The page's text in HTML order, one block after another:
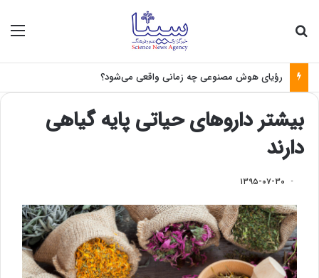
رؤیای هوش مصنوعی چه زمانی واقعی می‌شود؟
بیشتر داروهای حیاتی پایه گیاهی
دارند
۱۳۹۵-۰۷-۳۰